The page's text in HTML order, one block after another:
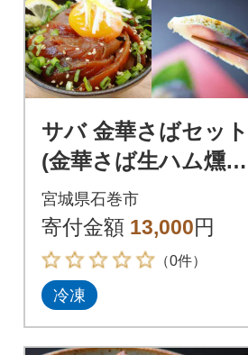
サバ 金華さばセット
(金華さば生ハム燻製
・ 金華炙りしめさば
・ 金華さば漬け丼) 食
べ比べ 惣菜
宮城県石巻市
寄付金額 13,000円
（0件）
冷凍